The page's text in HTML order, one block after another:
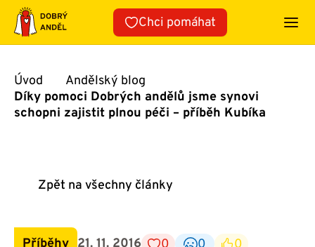
Přeskočit
obsah
Chci pomáhat
Úvod
Andělský blog
Díky pomoci Dobrých andělů jsme synovi
schopni zajistit plnou péči – příběh Kubíka
Zpět na všechny články